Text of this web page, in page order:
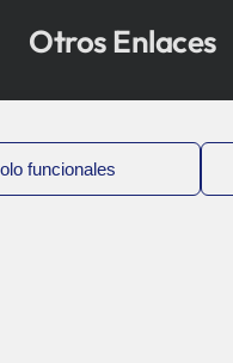
funcionales
Otros Enlaces
Bioef
Gobierno Vasco